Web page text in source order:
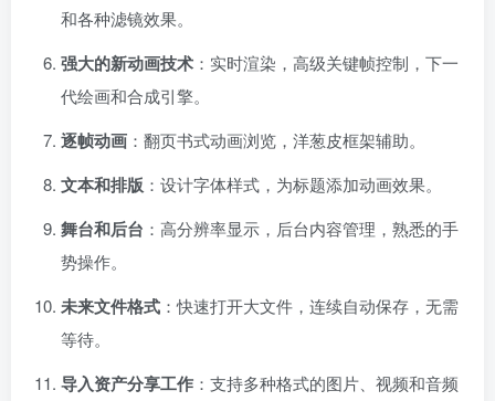
和各种滤镜效果。
强大的新动画技术 ：实时渲染，高级关键帧控制，下一
代绘画和合成引擎。
逐帧动画 ：翻页书式动画浏览，洋葱皮框架辅助。
文本和排版 ：设计字体样式，为标题添加动画效果。
舞台和后台 ：高分辨率显示，后台内容管理，熟悉的手
势操作。
未来文件格式 ：快速打开大文件，连续自动保存，无需
等待。
导入资产分享工作 ：支持多种格式的图片、视频和音频